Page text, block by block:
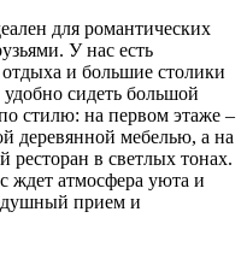
для романтических
У нас есть
и большие столики
сидеть большой
стилю: на первом этаже –
деревянной мебелью, а на
в светлых тонах.
ждет атмосфера уюта и
прием и